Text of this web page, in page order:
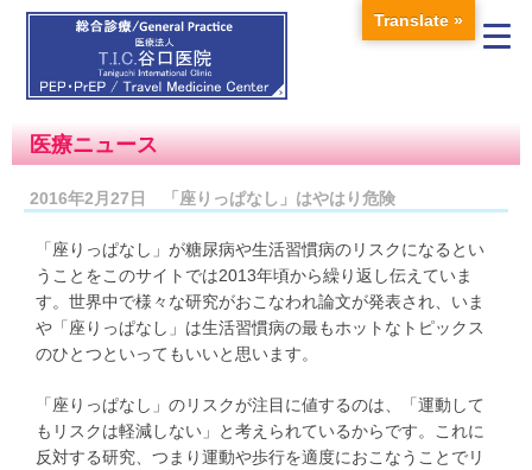
医療ニュース
2016年2月27日 「座りっぱなし」はやはり危険
「座りっぱなし」が糖尿病や生活習慣病のリスクになるとい
うことをこのサイトでは2013年頃から繰り返し伝えていま
す。世界中で様々な研究がおこなわれ論文が発表され、いま
や「座りっぱなし」は生活習慣病の最もホットなトピックス
のひとつといってもいいと思います。
「座りっぱなし」のリスクが注目に値するのは、「運動して
もリスクは軽減しない」と考えられているからです。これに
反対する研究、つまり運動や歩行を適度におこなうことでリ
Translate »